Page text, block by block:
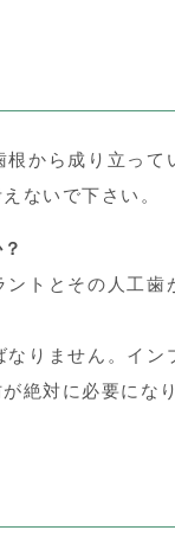
から成り立っ
ないで下さい。
トとその人工
りません。イ
絶対に必要になり